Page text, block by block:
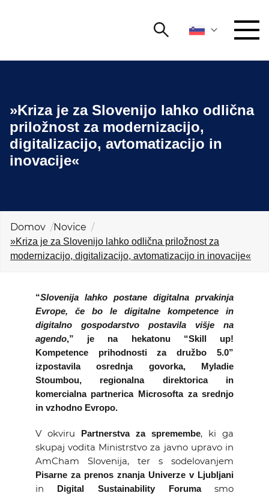
Išči
ZAGOVORNIŠTVO
AmChamYOUNG
O NAS
NOVICE
KONTAKT
GALERIJA
»Kriza je za Slovenijo lahko odlična
priložnost za modernizacijo,
digitalizacijo, avtomatizacijo in
inovacije«
Domov Novice
»Kriza je za Slovenijo lahko odlična priložnost za
modernizacijo, digitalizacijo, avtomatizacijo in inovacije«
“Slovenija lahko postane digitalna prvakinja
Evrope, če bo le digitalne kompetence in
digitalno gospodarstvo postavila višje na
agendo,” je na hekatonu “Skill up!
Kompetence prihodnosti za družbo 5.0”
izpostavila osrednja govorka, Myladie
Stoumbou, regionalna direktorica in
komercialna partnerica Microsofta za srednjo
in vzhodno Evropo.
V okviru Partnerstva za spremembe, ki ga
skupaj vodita Ministrstvo za javno upravo in
AmCham Slovenija, ter s sodelovanjem
Pisarne za prenos znanja Univerze v Ljubljani
in Digital Sustainability Forumasmo